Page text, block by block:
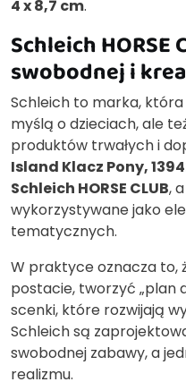
4 x 8,7 cm.
Schleich HORSE
swobodnej i
Schleich to marka,
myślą o dzieciach, ale
produktów trwałych i
Island Klacz Pony,
Schleich HORSE CLUB,
wykorzystywane jako
tematycznych.
W praktyce oznacza to,
postacie, tworzyć „plan
scenki, które rozwijają
Schleich są
swobodnej zabawy, a
realizmu.